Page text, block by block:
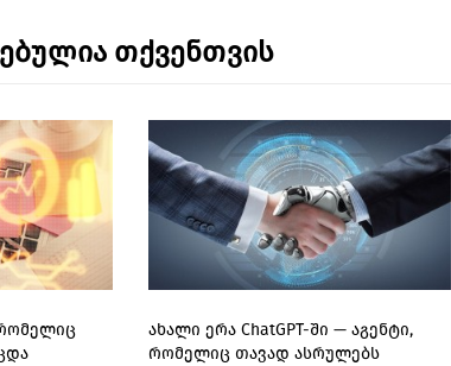
თქვენთვის
ახალი ერა ChatGPT-ში — აგენტი,
რომელიც თავად ასრულებს